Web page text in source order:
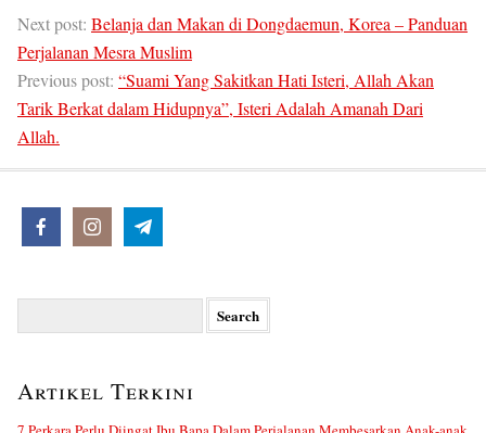
Next post: Belanja dan Makan di Dongdaemun, Korea – Panduan
Perjalanan Mesra Muslim
Previous post: “Suami Yang Sakitkan Hati Isteri, Allah Akan
Tarik Berkat dalam Hidupnya”, Isteri Adalah Amanah Dari
Allah.
Artikel Terkini